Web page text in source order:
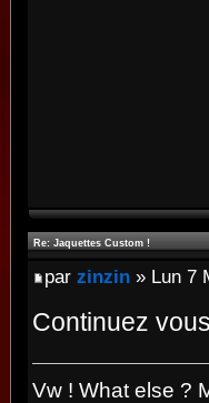
Re: Jaquettes Custom !
par zinzin » Lun 7
Continuez
Vw ! What else ?